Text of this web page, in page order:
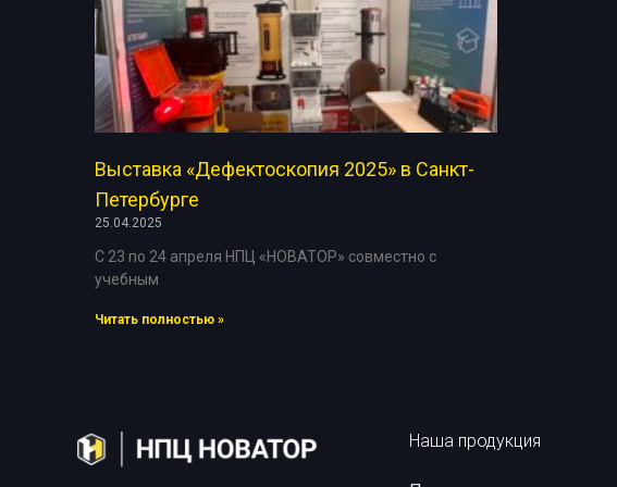
Расходные материалы
Выставка «Дефектоскопия 2025» в Санкт-
Петербурге
25.04.2025
С 23 по 24 апреля НПЦ «НОВАТОР» совместно с
учебным
Читать полностью »
Наша продукция